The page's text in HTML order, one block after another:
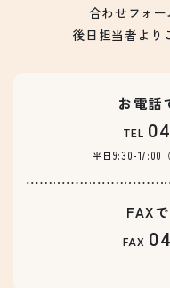
合わせフォー
後日担当者より
お電話
TEL
平日9:30-17:00
FAX
FAX